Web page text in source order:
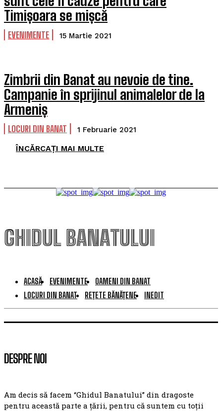
Timișoara se mișcă
EVENIMENTE 15 Martie 2021
Zimbrii din Banat au nevoie de tine.
Campanie în sprijinul animalelor de la
Armeniș
LOCURI DIN BANAT 1 Februarie 2021
ÎNCĂRCAȚI MAI MULTE
GHIDUL BANATULUI
ACASĂ EVENIMENTE
OAMENI DIN BANAT
LOCURI DIN BANAT
REȚETE BĂNĂȚENE INEDIT
DESPRE NOI
Am decis să facem “Ghidul Banatului” din dragoste
pentru această parte a țării, pentru că suntem cu toții